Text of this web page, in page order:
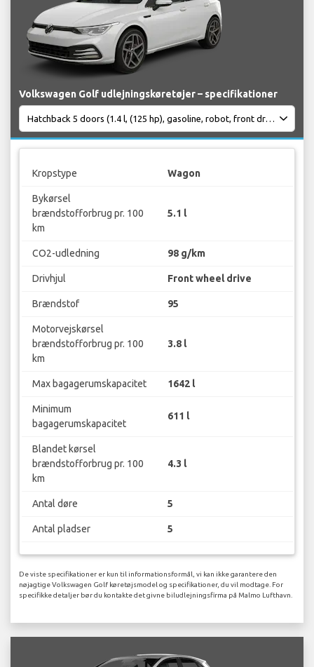
Volkswagen Golf udlejningskøretøjer – specifikationer
Kropstype Wagon
Bykørsel
brændstofforbrug pr. 100
km
5.1 l
CO2-udledning 98 g/km
Drivhjul Front wheel drive
Brændstof 95
Motorvejskørsel
brændstofforbrug pr. 100
km
3.8 l
Max bagagerumskapacitet 1642 l
Minimum
bagagerumskapacitet
611 l
Blandet kørsel
brændstofforbrug pr. 100
km
4.3 l
Antal døre 5
Antal pladser 5
De viste specifikationer er kun til informationsformål, vi kan ikke garantere den
nøjagtige Volkswagen Golf køretøjsmodel og specifikationer, du vil modtage. For
specifikke detaljer bør du kontakte det givne biludlejningsfirma på Malmo Lufthavn.